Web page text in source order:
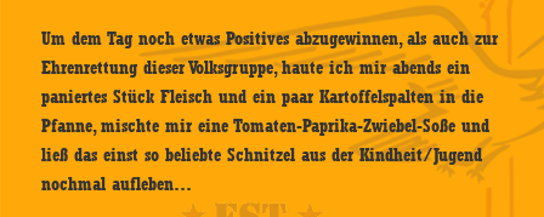
Um dem Tag noch etwas Positives abzugewinnen, als auch zur
Ehrenrettung dieser Volksgruppe, haute ich mir abends ein
paniertes Stück Fleisch und ein paar Kartoffelspalten in die
Pfanne, mischte mir eine Tomaten-Paprika-Zwiebel-Soße und
ließ das einst so beliebte Schnitzel aus der Kindheit/Jugend
nochmal aufleben…